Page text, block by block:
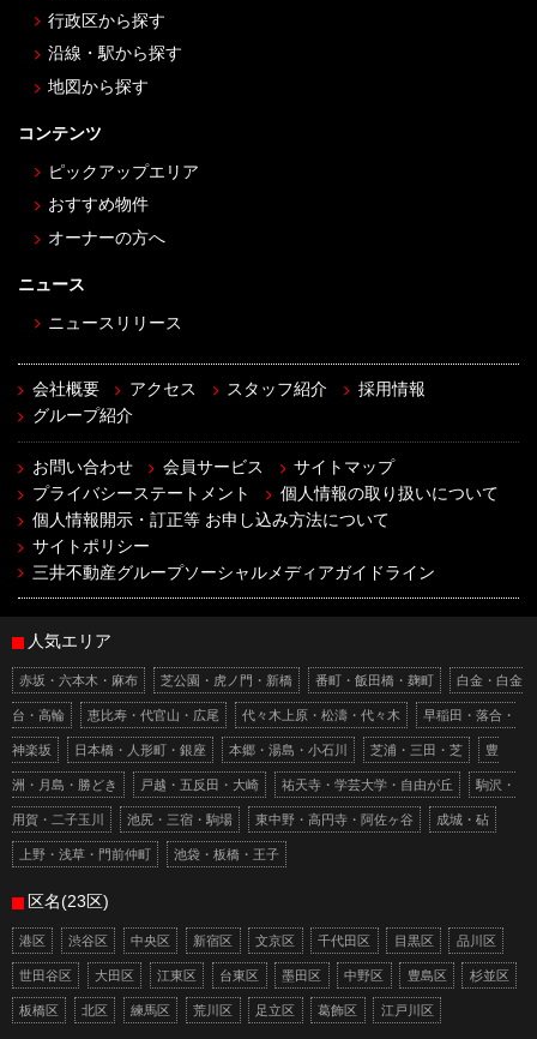
行政区から探す
沿線・駅から探す
地図から探す
コンテンツ
ピックアップエリア
おすすめ物件
オーナーの方へ
ニュース
ニュースリリース
会社概要 アクセス スタッフ紹介
採用情報
グループ紹介
お問い合わせ 会員サービス
サイトマップ
プライバシーステートメント
個人情報の取り扱いについて
個人情報開示・訂正等 お申し込み方法について
サイトポリシー
三井不動産グループソーシャルメディアガイドライン
人気エリア
赤坂・六本木・麻布 芝公園・虎ノ門・新橋 番町・飯田橋・麹町 白金・白金
台・高輪 恵比寿・代官山・広尾 代々木上原・松濤・代々木 早稲田・落合・
神楽坂 日本橋・人形町・銀座 本郷・湯島・小石川 芝浦・三田・芝 豊
洲・月島・勝どき 戸越・五反田・大崎 祐天寺・学芸大学・自由が丘 駒沢・
用賀・二子玉川 池尻・三宿・駒場 東中野・高円寺・阿佐ヶ谷 成城・砧
上野・浅草・門前仲町 池袋・板橋・王子
区名(23区)
港区 渋谷区 中央区 新宿区 文京区 千代田区 目黒区 品川区
世田谷区 大田区 江東区 台東区 墨田区 中野区 豊島区 杉並区
板橋区 北区 練馬区 荒川区 足立区 葛飾区 江戸川区